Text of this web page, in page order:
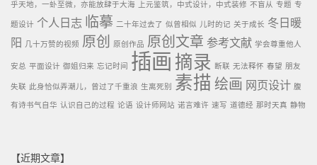
乎天地，一虲至微，亦能放肆于大海 上元鉴筑，中式设计，中式装修 不盲从 专题 专
题设计 个人日志 临摹 二十年过去了 似曾相似 儿时的记 关于成长 冬日暖
阳
几十万赞的视频 原创 原创作品 原创文章 参考文献 学会尊重他人
安总 平面设计 御姐归来 忘记时间 插画 摘录 断联 无法释怀 春望 朋友
失联 此身恰似弄潮儿，曾过了千重浪 生离死别 素描 绘画 网页设计 腹
有诗书气自华 认识自己的过程 论语 设计师网站 诺言难许 速写 道德经 那时天真 静物
【近期文章】